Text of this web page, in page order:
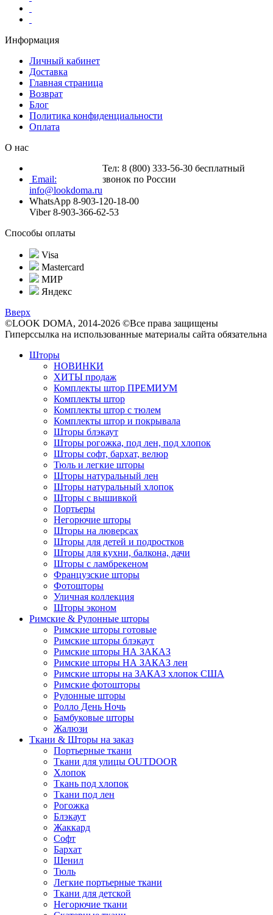
Информация
Личный кабинет
Доставка
Главная страница
Возврат
Блог
Политика конфиденциальности
Оплата
О нас
Тел: 8 (800) 333-56-30 бесплатный
звонок по России
Email:
info@lookdoma.ru
WhatsApp 8-903-120-18-00
Viber 8-903-366-62-53
Способы оплаты
Visa
Mastercard
МИР
Яндекс
Вверх
©LOOK DOMA, 2014-2026 ©Все права защищены
Гиперссылка на использованные материалы сайта обязательна
Шторы
НОВИНКИ
ХИТЫ продаж
Комплекты штор ПРЕМИУМ
Комплекты штор
Комплекты штор с тюлем
Комплекты штор и покрывала
Шторы блэкаут
Шторы рогожка, под лен, под хлопок
Шторы софт, бархат, велюр
Тюль и легкие шторы
Шторы натуральный лен
Шторы натуральный хлопок
Шторы с вышивкой
Портьеры
Негорючие шторы
Шторы на люверсах
Шторы для детей и подростков
Шторы для кухни, балкона, дачи
Шторы с ламбрекеном
Французские шторы
Фотошторы
Уличная коллекция
Шторы эконом
Римские & Рулонные шторы
Римские шторы готовые
Римские шторы блэкаут
Римские шторы НА ЗАКАЗ
Римские шторы НА ЗАКАЗ лен
Римские шторы на ЗАКАЗ хлопок США
Римские фотошторы
Рулонные шторы
Ролло День Ночь
Бамбуковые шторы
Жалюзи
Ткани & Шторы на заказ
Портьерные ткани
Ткани для улицы OUTDOOR
Хлопок
Ткань под хлопок
Ткани под лен
Рогожка
Блэкаут
Жаккард
Софт
Бархат
Шенил
Тюль
Легкие портьерные ткани
Ткани для детской
Негорючие ткани